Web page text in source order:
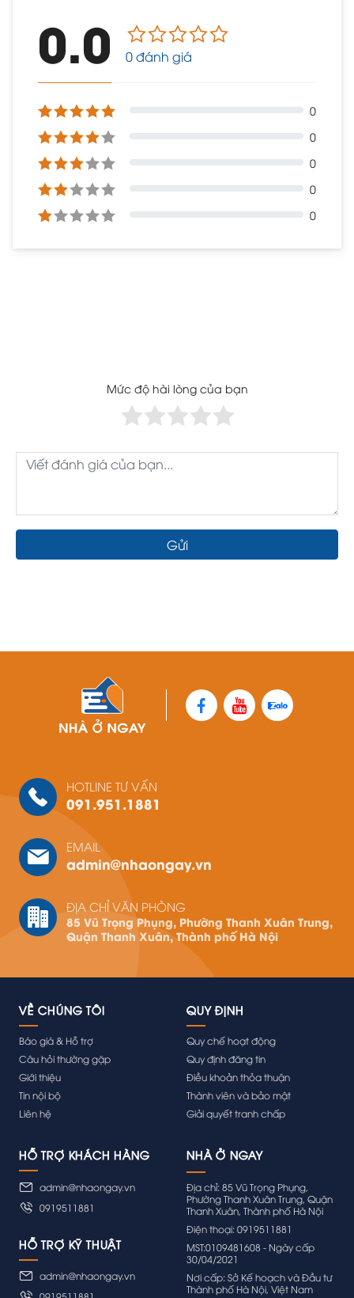
0.0 0 đánh giá
0
0
0
0
0
Mức độ hài lòng của bạn
Gửi
HOTLINE TƯ VẤN
091.951.1881
EMAIL
admin@nhaongay.vn
ĐỊA CHỈ VĂN PHÒNG
85 Vũ Trọng Phụng, Phường Thanh Xuân Trung,
Quận Thanh Xuân, Thành phố Hà Nội
VỀ CHÚNG TÔI
Báo giá & Hỗ trợ
Câu hỏi thường gặp
Giới thiệu
Tin nội bộ
Liên hệ
QUY ĐỊNH
Quy chế hoạt động
Quy định đăng tin
Điều khoản thỏa thuận
Thành viên và bảo mật
Giải quyết tranh chấp
HỖ TRỢ KHÁCH HÀNG
admin@nhaongay.vn
0919511881
HỖ TRỢ KỸ THUẬT
admin@nhaongay.vn
Địa chỉ: 85 Vũ Trọng Phụng,
Phường Thanh Xuân Trung, Quận
Thanh Xuân, Thành phố Hà Nội
Điện thoại: 0919511881
MST:0109481608 - Ngày cấp
30/04/2021
Nơi cấp: Sở Kế hoạch và Đầu tư
Thành phố Hà Nội, Việt Nam